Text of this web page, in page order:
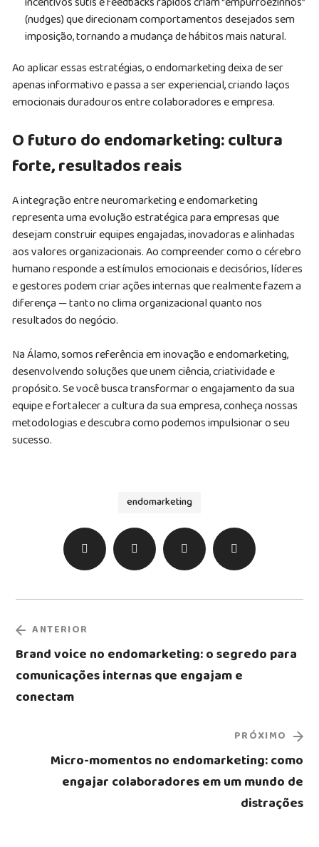
(nudges) que direcionam comportamentos desejados sem
imposição, tornando a mudança de hábitos mais natural.
Ao aplicar essas estratégias, o endomarketing deixa de ser
apenas informativo e passa a ser experiencial, criando laços
emocionais duradouros entre colaboradores e empresa.
O futuro do endomarketing: cultura
forte, resultados reais
A integração entre neuromarketing e endomarketing
representa uma evolução estratégica para empresas que
desejam construir equipes engajadas, inovadoras e alinhadas
aos valores organizacionais. Ao compreender como o cérebro
humano responde a estímulos emocionais e decisórios, líderes
e gestores podem criar ações internas que realmente fazem a
diferença — tanto no clima organizacional quanto nos
resultados do negócio.
Na Álamo, somos referência em inovação e endomarketing,
desenvolvendo soluções que unem ciência, criatividade e
propósito. Se você busca transformar o engajamento da sua
equipe e fortalecer a cultura da sua empresa, conheça nossas
metodologias e descubra como podemos impulsionar o seu
sucesso.
endomarketing
ANTERIOR
Brand voice no endomarketing: o segredo para
comunicações internas que engajam e
conectam
PRÓXIMO
Micro-momentos no endomarketing: como
engajar colaboradores em um mundo de
distrações